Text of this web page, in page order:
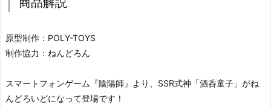
原型制作：POLY-TOYS
制作協力：ねんどろん
スマートフォンゲーム『陰陽師』より、SSR式神「酒呑童子」がね
んどろいどになって登場です！